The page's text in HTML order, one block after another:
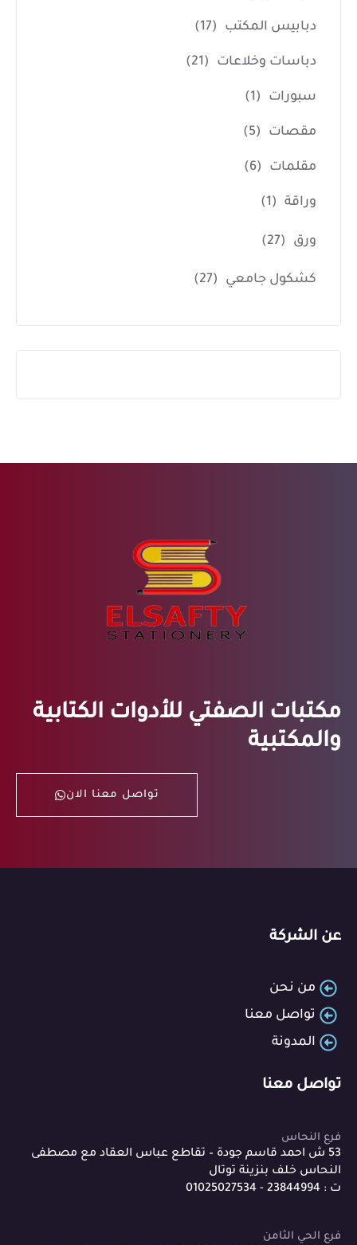
دبابيس المكتب (17)
دباسات وخلاعات (21)
سبورات (1)
مقصات (5)
مقلمات (6)
وراقة (1)
ورق (27)
كشكول جامعي (27)
مكتبات الصفتي للأدوات الكتابية
والمكتبية
تواصل معنا الان
عن الشركة
من نحن
تواصل معنا
المدونة
تواصل معنا
فرع النحاس
53 ش احمد قاسم جودة – تقاطع عباس العقاد مع مصطفى
النحاس خلف بنزينة توتال
ت : 23844994 - 01025027534
فرع الحي الثامن